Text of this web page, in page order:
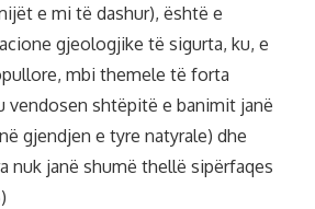
e mi të dashur), është e
gjeologjike të sigurta, ku, e
mbi themele të forta
vendosen shtëpitë e banimit janë
gjendjen e tyre natyrale) dhe
nuk janë shumë thellë sipërfaqes